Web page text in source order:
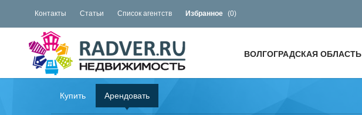
Контакты Статьи Список агентств Избранное (0)
ВОЛГОГРАДСКАЯ ОБЛАСТЬ
Купить Арендовать